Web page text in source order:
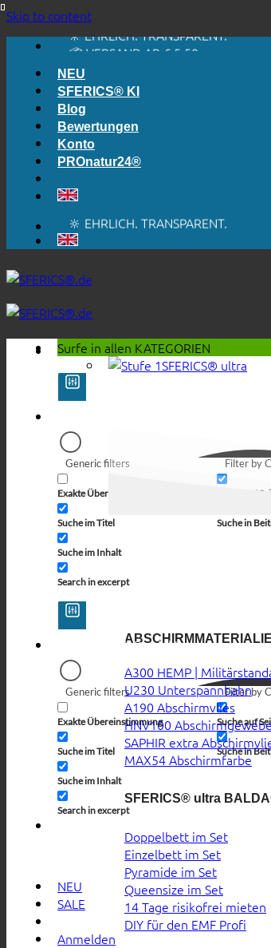
Skip to content🔆 EHRLICH. TRANSPARENT.
📦 VERSAND AB € 5,50
NEU
SFERICS® KI
Blog
Bewertungen
Konto
PROnatur24®
🔆 EINFACH. FUNKTIONIERT.
🔆 EHRLICH. TRANSPARENT.
📦 VERSAND AB € 5,50
🔖 KAUF AUF RECHNUNG
Generic filters
Exakte Übereinstimmung
Suche im Titel
Suche im Inhalt
Search in excerpt
Filter by
Suche auf
Suche in
Generic filters
Exakte Übereinstimmung
Suche im Titel
Suche im Inhalt
Search in excerpt
Filter by
Suche auf
Suche in
NEU
SALE
Anmelden
Surfe in allen KATEGORIEN
SFERICS® ultra
A300 HEMP |
U230 Unterspannbahn
A190 Abschirmvlies
HNV100
SAPHIR extra
MAX54 Abschirmfarbe
SFERICS® ultra
Doppelbett im Set
Einzelbett im Set
Pyramide im Set
Queensize im Set
14 Tage risikofrei mieten
DIY für den EMF Profi